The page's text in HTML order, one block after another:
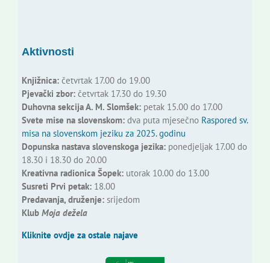
Aktivnosti
Knjižnica:četvrtak 17.00 do 19.00
Pjevački zbor:četvrtak 17.30 do 19.30
Duhovna sekcija A. M. Slomšek:petak 15.00 do 17.00
Svete mise na slovenskom:dva puta mjesečno Raspored sv.
misa na slovenskom jeziku za 2025. godinu
Dopunska nastava slovenskoga jezika:ponedjeljak 17.00 do
18.30 i 18.30 do 20.00
Kreativna radionica Šopek:utorak 10.00 do 13.00
Susreti Prvi petak:18.00
Predavanja, druženje:srijedom
Klub Moja dežela
Kliknite ovdje za ostale najave